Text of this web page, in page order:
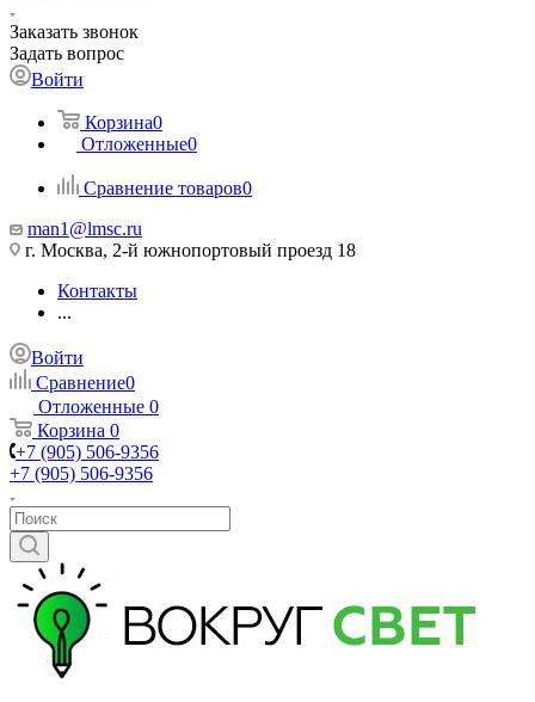
Заказать звонок
Задать вопрос
Войти
Корзина0
Отложенные0
Сравнение товаров0
man1@lmsc.ru
г. Москва, 2-й южнопортовый проезд 18
Контакты
...
Войти
Сравнение0
Отложенные 0
Корзина 0
+7 (905) 506-9356
+7 (905) 506-9356